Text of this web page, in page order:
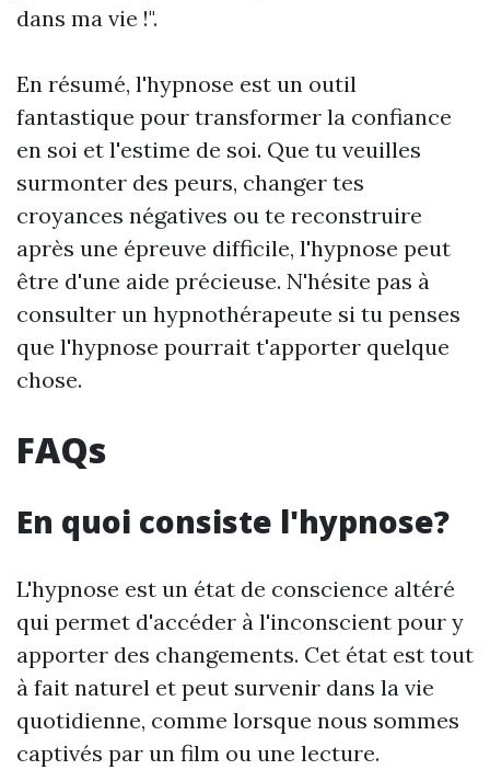
dans ma vie !".
En résumé, l'hypnose est un outil
fantastique pour transformer la confiance
en soi et l'estime de soi. Que tu veuilles
surmonter des peurs, changer tes
croyances négatives ou te reconstruire
après une épreuve difficile, l'hypnose peut
être d'une aide précieuse. N'hésite pas à
consulter un hypnothérapeute si tu penses
que l'hypnose pourrait t'apporter quelque
chose.
FAQs
En quoi consiste l'hypnose?
L'hypnose est un état de conscience altéré
qui permet d'accéder à l'inconscient pour y
apporter des changements. Cet état est tout
à fait naturel et peut survenir dans la vie
quotidienne, comme lorsque nous sommes
captivés par un film ou une lecture.